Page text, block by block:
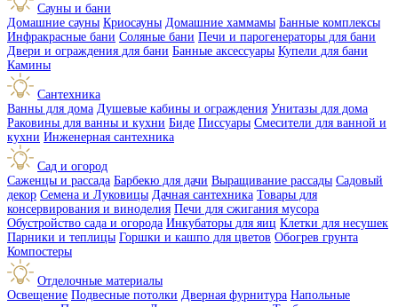
Сауны и бани
Домашние сауны Криосауны Домашние хаммамы Банные комплексы
Инфракрасные бани Соляные бани Печи и парогенераторы для бани
Двери и ограждения для бани Банные аксессуары Купели для бани
Камины
Сантехника
Ванны для дома Душевые кабины и ограждения Унитазы для дома
Раковины для ванны и кухни Биде Писсуары Смесители для ванной и
кухни Инженерная сантехника
Сад и огород
Саженцы и рассада Барбекю для дачи Выращивание рассады Садовый
декор Семена и Луковицы Дачная сантехника Товары для
консервирования и виноделия Печи для сжигания мусора
Обустройство сада и огорода Инкубаторы для яиц Клетки для несушек
Парники и теплицы Горшки и кашпо для цветов Обогрев грунта
Компостеры
Отделочные материалы
Освещение Подвесные потолки Дверная фурнитура Напольные